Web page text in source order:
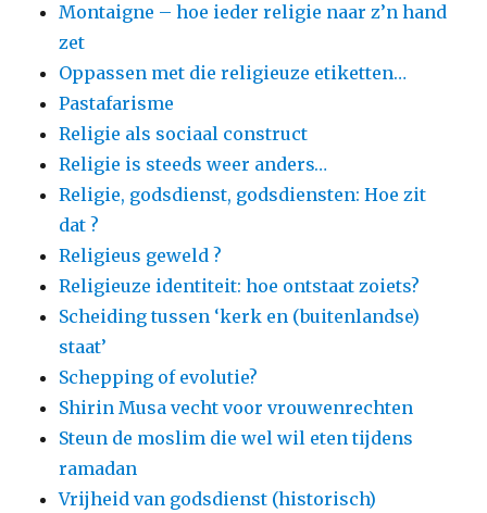
Montaigne – hoe ieder religie naar z’n hand
zet
Oppassen met die religieuze etiketten…
Pastafarisme
Religie als sociaal construct
Religie is steeds weer anders…
Religie, godsdienst, godsdiensten: Hoe zit
dat ?
Religieus geweld ?
Religieuze identiteit: hoe ontstaat zoiets?
Scheiding tussen ‘kerk en (buitenlandse)
staat’
Schepping of evolutie?
Shirin Musa vecht voor vrouwenrechten
Steun de moslim die wel wil eten tijdens
ramadan
Vrijheid van godsdienst (historisch)